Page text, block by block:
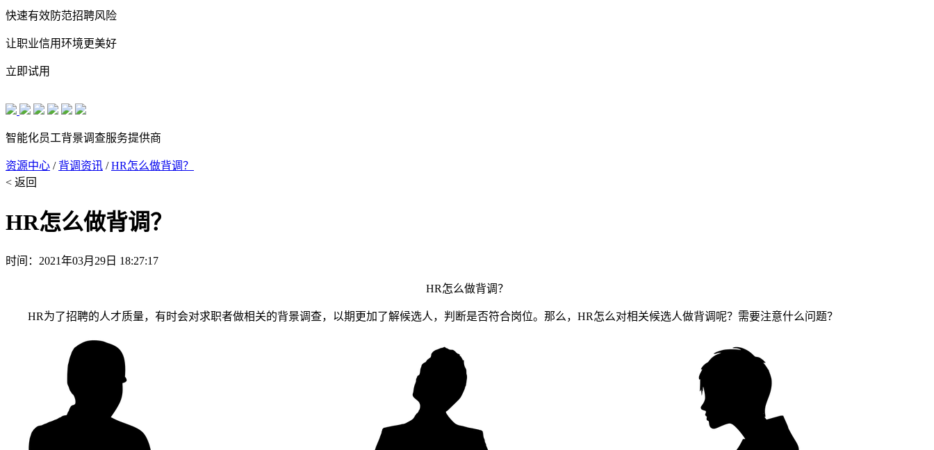
快速有效防范招聘风险
让职业信用环境更美好
立即试用
智能化员工背景调查服务提供商
资源中心 / 背调资讯 /HR怎么做背调？
< 返回
HR怎么做背调？
时间：2021年03月29日 18:27:17
HR怎么做背调？
HR为了招聘的人才质量，有时会对求职者做相关的背景调查，以期更加了解候选人，判断是否符合岗位。那么，HR怎么对相关候选人做背调呢？需要注意什么问题？